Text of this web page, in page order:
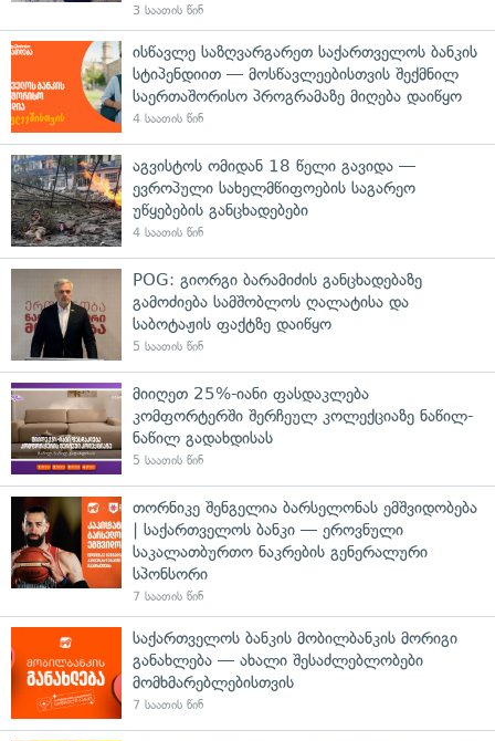
3 საათის წინ
ისწავლე საზღვარგარეთ საქართველოს ბანკის
სტიპენდიით — მოსწავლეებისთვის შექმნილ
საერთაშორისო პროგრამაზე მიღება დაიწყო
4 საათის წინ
აგვისტოს ომიდან 18 წელი გავიდა —
ევროპული სახელმწიფოების საგარეო
უწყებების განცხადებები
4 საათის წინ
POG: გიორგი ბარამიძის განცხადებაზე
გამოძიება სამშობლოს ღალატისა და
საბოტაჟის ფაქტზე დაიწყო
5 საათის წინ
მიიღეთ 25%-იანი ფასდაკლება
კომფორტერში შერჩეულ კოლექციაზე ნაწილ-
ნაწილ გადახდისას
5 საათის წინ
თორნიკე შენგელია ბარსელონას ემშვიდობება
| საქართველოს ბანკი — ეროვნული
საკალათბურთო ნაკრების გენერალური
სპონსორი
7 საათის წინ
საქართველოს ბანკის მობილბანკის მორიგი
განახლება — ახალი შესაძლებლობები
მომხმარებლებისთვის
7 საათის წინ